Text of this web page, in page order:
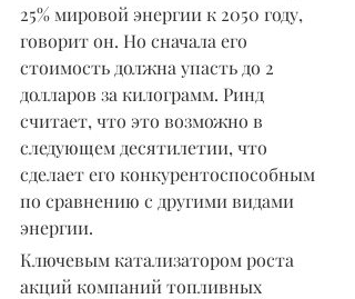
25% мировой энергии к 2050 году,
говорит он. Но сначала его
стоимость должна упасть до 2
долларов за килограмм. Ринд
считает, что это возможно в
следующем десятилетии, что
сделает его конкурентоспособным
по сравнению с другими видами
энергии.
Ключевым катализатором роста
акций компаний топливных